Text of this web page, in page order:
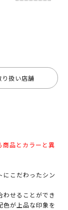
り扱い店舗
商品とカラーと異
にこだわったシン
せることができ
色が上品な印象を